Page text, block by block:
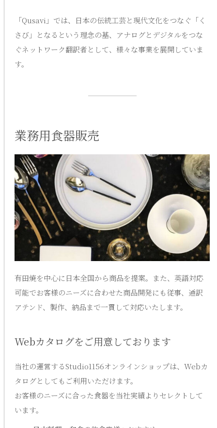
「Qusavi」では、日本の伝統工芸と現代文化をつなぐ「く
さび」となるという理念の基、アナログとデジタルをつな
ぐネットワーク翻訳者として、様々な事業を展開していま
す。
業務用食器販売
有田焼を中心に日本全国から商品を提案。また、英語対応
可能でお客様のニーズに合わせた商品開発にも従事、通訳
アテンド、製作、納品まで一貫して対応いたします。
Webカタログをご用意しております
当社の運営するStudio1156オンラインショップは、Webカ
タログとしてもご利用いただけます。
お客様のニーズに合った食器を当社実績よりセレクトして
います。